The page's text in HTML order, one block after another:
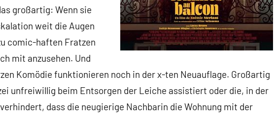
großartig: Wenn sie
weit die Augen
comic-haften Fratzen
mit anzusehen. Und
Komödie funktionieren noch in der x-ten Neuauflage. Großartig
unfreiwillig beim Entsorgen der Leiche assistiert oder die, in der
dass die neugierige Nachbarin die Wohnung mit der